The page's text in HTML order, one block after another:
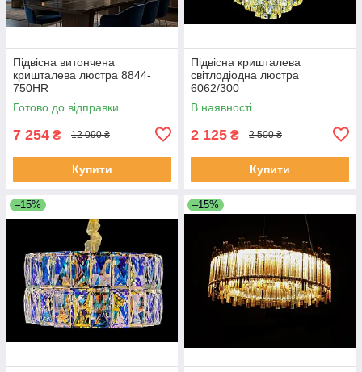
Підвісна витончена
кришталева люстра 8844-
750HR
Готово до відправки
7 254 ₴ 12 090 ₴
Купити
Підвісна кришталева
світлодіодна люстра
6062/300
В наявності
2 125 ₴ 2 500 ₴
Купити
–15% –15%